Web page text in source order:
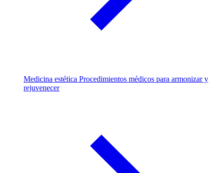
Medicina estética Procedimientos médicos para armonizar y
rejuvenecer